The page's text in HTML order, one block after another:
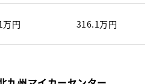
円 316.1万円